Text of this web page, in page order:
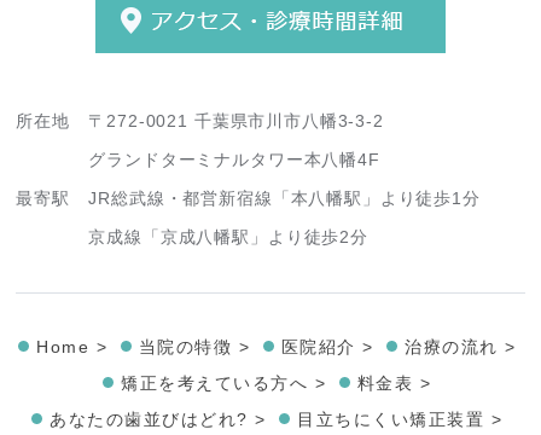
所在地
〒272-0021 千葉県市川市八幡3-3-2
グランドターミナルタワー本八幡4F
最寄駅
JR総武線・都営新宿線「本八幡駅」より徒歩1分
京成線「京成八幡駅」より徒歩2分
Home > 当院の特徴 > 医院紹介 >
治療の流れ >
矯正を考えている方へ >
料金表 >
あなたの歯並びはどれ? >
目立ちにくい矯正装置 >